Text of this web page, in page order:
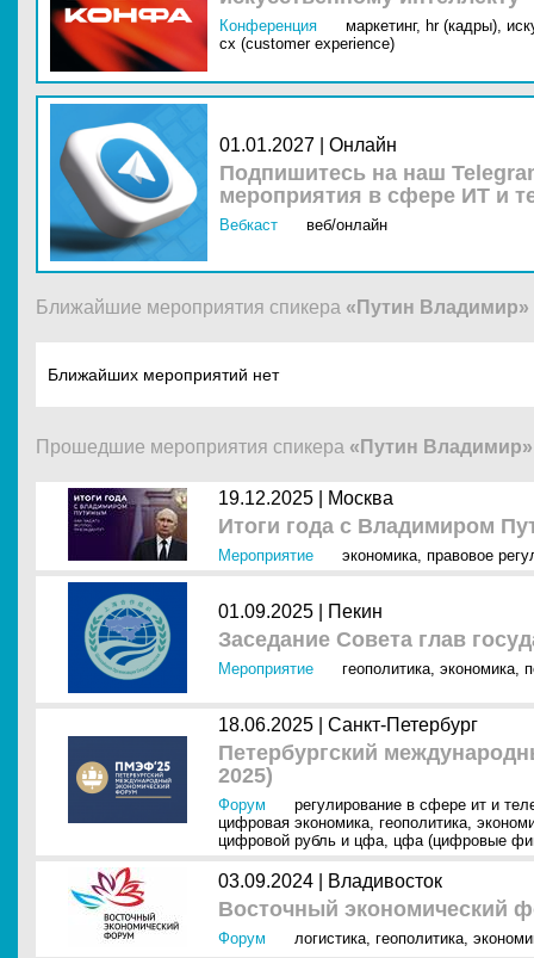
Конференция маркетинг, hr (кадры),
cx (customer experience)
01.01.2027 | Онлайн
Подпишитесь на наш
мероприятия в сфере ИТ и
Вебкаст веб/онлайн
Ближайшие мероприятия спикера «Путин Владимир»
Ближайших мероприятий нет
Прошедшие мероприятия спикера «Путин Владимир»
19.12.2025 | Москва
Итоги года с Владимиром
Мероприятие экономика, правовое
01.09.2025 | Пекин
Заседание Совета глав
Мероприятие геополитика, экономика,
18.06.2025 | Санкт-Петербург
Петербургский
2025)
Форум
регулирование в сфере ит и
цифровая экономика, геополитика,
цифровой рубль и цфа, цфа (цифровые
03.09.2024 | Владивосток
Восточный экономический
Форум логистика, геополитика,